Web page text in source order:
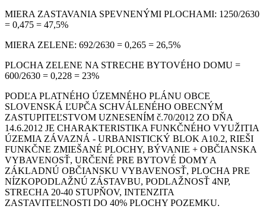
MIERA ZASTAVANIA SPEVNENÝMI PLOCHAMI: 1250/2630
= 0,475 = 47,5%
MIERA ZELENE: 692/2630 = 0,265 = 26,5%
PLOCHA ZELENE NA STRECHE BYTOVÉHO DOMU =
600/2630 = 0,228 = 23%
PODĽA PLATNÉHO ÚZEMNÉHO PLÁNU OBCE
SLOVENSKÁ ĽUPČA SCHVÁLENÉHO OBECNÝM
ZASTUPITEĽSTVOM UZNESENÍM č.70/2012 ZO DŇA
14.6.2012 JE CHARAKTERISTIKA FUNKČNÉHO VYUŽITIA
ÚZEMIA ZÁVAZNÁ - URBANISTICKÝ BLOK A10.2, RIEŠI
FUNKČNE ZMIEŠANÉ PLOCHY, BÝVANIE + OBČIANSKA
VYBAVENOSŤ, URČENÉ PRE BYTOVÉ DOMY A
ZÁKLADNÚ OBČIANSKU VYBAVENOSŤ, PLOCHA PRE
NÍZKOPODLAŽNÚ ZÁSTAVBU, PODLAŽNOSŤ 4NP,
STRECHA 20-40 STUPŇOV, INTENZITA
ZASTAVITEĽNOSTI DO 40% PLOCHY POZEMKU.